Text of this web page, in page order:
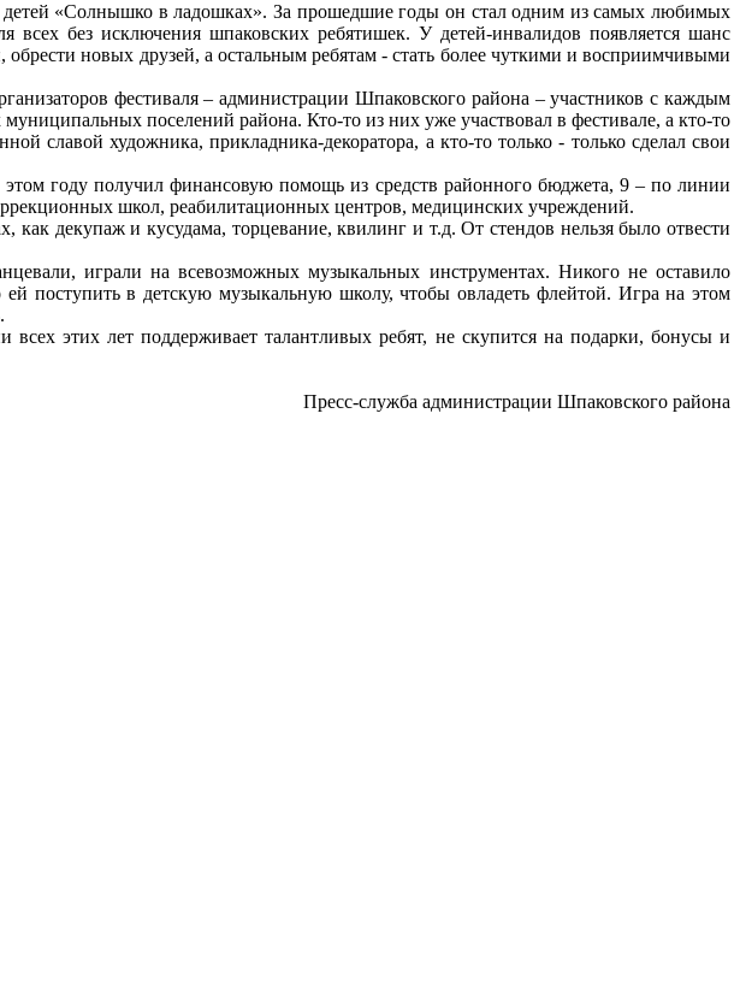
детей «Солнышко в ладошках». За прошедшие годы он стал одним из самых любимых
без исключения шпаковских ребятишек. У детей-инвалидов появляется шанс
новых друзей, а остальным ребятам - стать более чуткими и восприимчивыми
фестиваля – администрации Шпаковского района – участников с каждым
поселений района. Кто-то из них уже участвовал в фестивале, а кто-то
славой художника, прикладника-декоратора, а кто-то только - только сделал свои
году получил финансовую помощь из средств районного бюджета, 9 – по линии
школ, реабилитационных центров, медицинских учреждений.
декупаж и кусудама, торцевание, квилинг и т.д. От стендов нельзя было отвести
играли на всевозможных музыкальных инструментах. Никого не оставило
поступить в детскую музыкальную школу, чтобы овладеть флейтой. Игра на этом
этих лет поддерживает талантливых ребят, не скупится на подарки, бонусы и
Пресс-служба администрации Шпаковского района